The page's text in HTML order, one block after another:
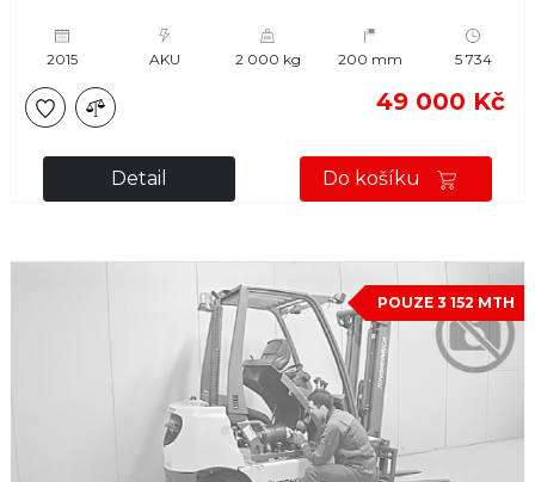
2015 AKU 2 000 kg 200 mm 5 734
49 000 Kč
Detail Do košíku
POUZE 3 152 MTH